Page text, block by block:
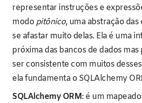
representar instruções e
modo pitônico, uma abstração das
se afastar muito delas. Ela é uma
próxima das bancos de dados
ser consistente com muitos
ela fundamenta o SQLAlchemy
SQLAlchemy ORM: é um